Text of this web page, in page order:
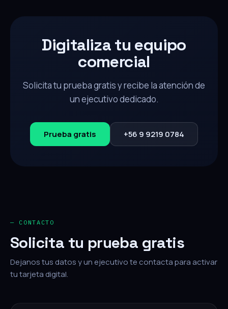
Digitaliza tu equipo
comercial
Solicita tu prueba gratis y recibe la atención de
un ejecutivo dedicado.
Prueba gratis +56 9 9219 0784
— CONTACTO
Solicita tu prueba gratis
Dejanos tus datos y un ejecutivo te contacta para activar
tu tarjeta digital.